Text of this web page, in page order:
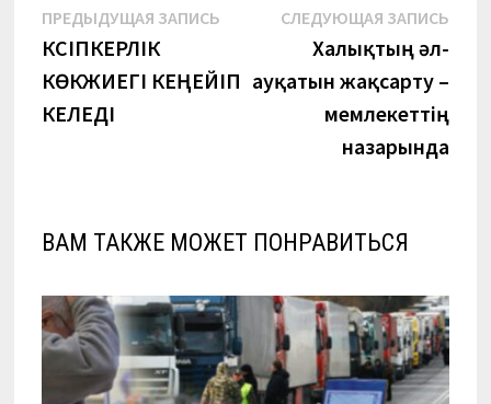
Навигация
по
записям
ПРЕДЫДУЩАЯ ЗАПИСЬПредыдущая
КӘСІПКЕРЛІК
КӨКЖИЕГІ КЕҢЕЙІП
КЕЛЕДІ
СЛЕДУЮЩАЯ ЗАПИСЬ
Халықтың әл-
ауқатын жақсарту –
мемлекеттің
назарында
ВАМ ТАКЖЕ МОЖЕТ ПОНРАВИТЬСЯ